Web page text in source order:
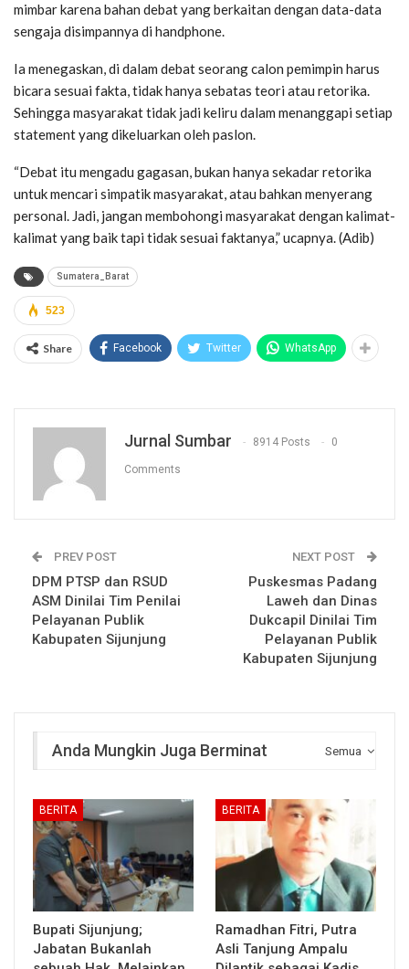
mimbar karena bahan debat yang berkaitan dengan data-data
sengaja disimpannya di handphone.
Ia menegaskan, di dalam debat seorang calon pemimpin harus
bicara sesuai fakta, tidak hanya sebatas teori atau retorika.
Sehingga masyarakat tidak jadi keliru dalam menanggapi setiap
statement yang dikeluarkan oleh paslon.
“Debat itu mengadu gagasan, bukan hanya sekadar retorika
untuk mencari simpatik masyarakat, atau bahkan menyerang
personal. Jadi, jangan membohongi masyarakat dengan kalimat-
kalimat yang baik tapi tidak sesuai faktanya,” ucapnya. (Adib)
Sumatera_Barat
523
Share Facebook Twitter WhatsApp
Jurnal Sumbar 8914 Posts 0
Comments
PREV POST
DPM PTSP dan RSUD
ASM Dinilai Tim Penilai
Pelayanan Publik
Kabupaten Sijunjung
NEXT POST
Puskesmas Padang
Laweh dan Dinas
Dukcapil Dinilai Tim
Pelayanan Publik
Kabupaten Sijunjung
Semua
Anda Mungkin Juga Berminat
BERITA
Bupati Sijunjung;
Jabatan Bukanlah
BERITA
Ramadhan Fitri, Putra
Asli Tanjung Ampalu